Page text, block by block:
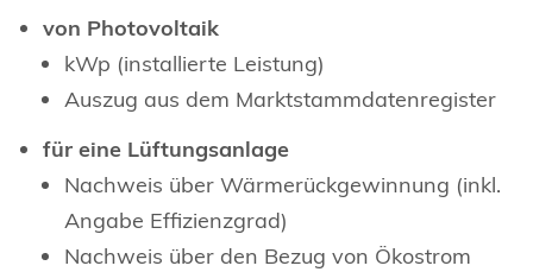
von Photovoltaik
kWp (installierte Leistung)
Auszug aus dem Marktstammdatenregister
für eine Lüftungsanlage
Nachweis über Wärmerückgewinnung (inkl.
Angabe Effizienzgrad)
Nachweis über den Bezug von Ökostrom